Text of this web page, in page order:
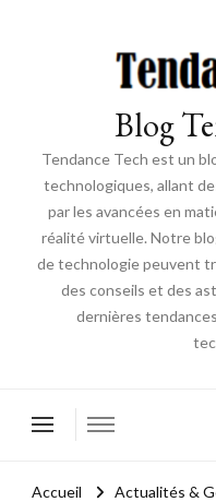
Blog
Tendance Tech est un
technologiques, allant
par les avancées en
réalité virtuelle. Notre
de technologie peuvent
des conseils et des
dernières
Accueil
Actualités &